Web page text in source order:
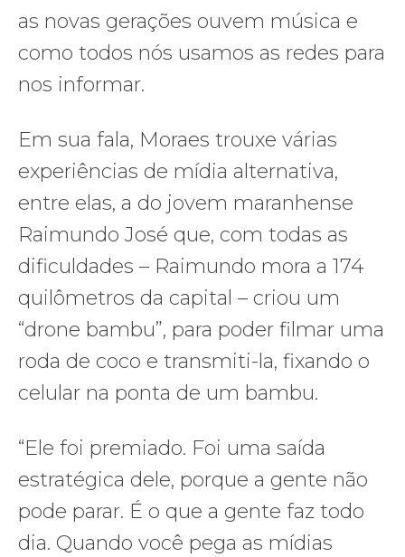
as novas gerações ouvem música e
como todos nós usamos as redes para
nos informar.
Em sua fala, Moraes trouxe várias
experiências de mídia alternativa,
entre elas, a do jovem maranhense
Raimundo José que, com todas as
dificuldades – Raimundo mora a 174
quilômetros da capital – criou um
“drone bambu”, para poder filmar uma
roda de coco e transmiti-la, fixando o
celular na ponta de um bambu.
“Ele foi premiado. Foi uma saída
estratégica dele, porque a gente não
pode parar. É o que a gente faz todo
dia. Quando você pega as mídias